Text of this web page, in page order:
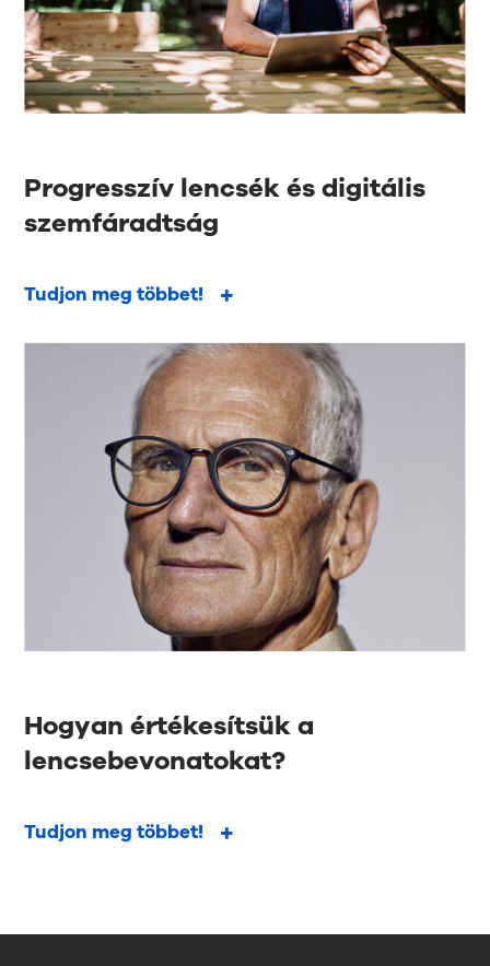
Progresszív lencsék és digitális
szemfáradtság
Tudjon meg többet!
Hogyan értékesítsük a
lencsebevonatokat?
Tudjon meg többet!